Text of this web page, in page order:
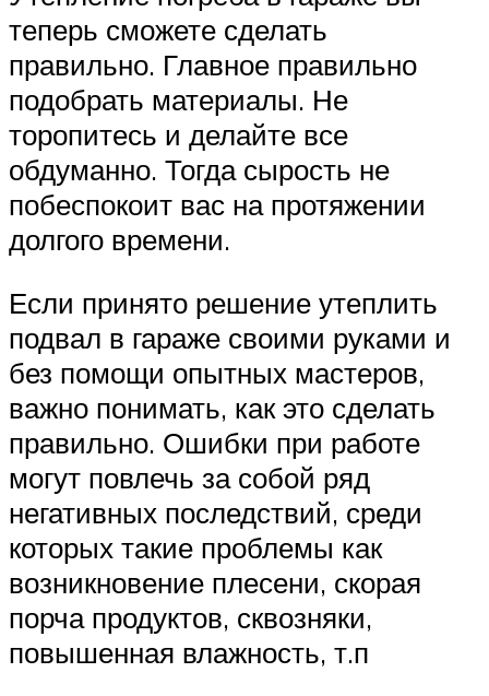
теперь сможете сделать
правильно. Главное правильно
подобрать материалы. Не
торопитесь и делайте все
обдуманно. Тогда сырость не
побеспокоит вас на протяжении
долгого времени.
Если принято решение утеплить
подвал в гараже своими руками и
без помощи опытных мастеров,
важно понимать, как это сделать
правильно. Ошибки при работе
могут повлечь за собой ряд
негативных последствий, среди
которых такие проблемы как
возникновение плесени, скорая
порча продуктов, сквозняки,
повышенная влажность, т.п